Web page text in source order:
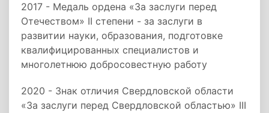
2017 - Медаль ордена «За заслуги перед
Отечеством» II степени - за заслуги в
развитии науки, образования, подготовке
квалифицированных специалистов и
многолетнюю добросовестную работу
2020 - Знак отличия Свердловской области
«За заслуги перед Свердловской областью» III